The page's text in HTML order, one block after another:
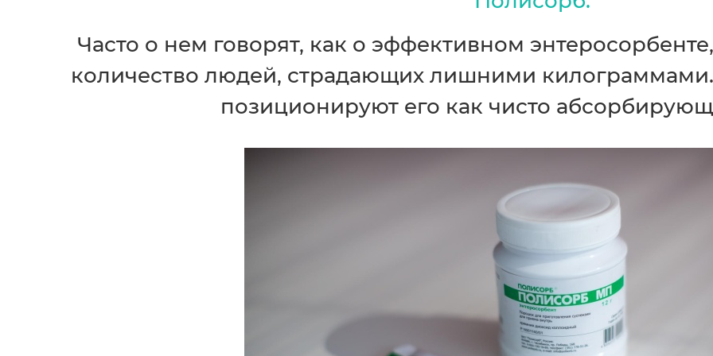
Часто о нем говорят, как о эффективном
количество людей, страдающих лишними
позиционируют его как чисто